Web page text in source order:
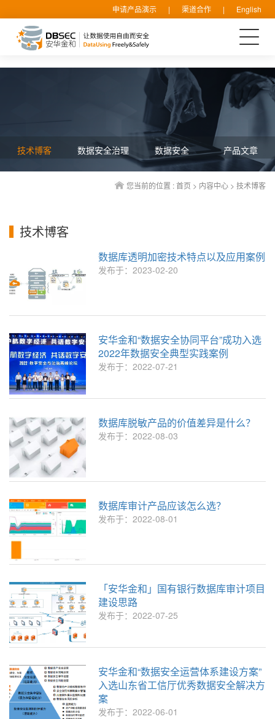
申请产品演示 | 渠道合作 | English
您当前的位置 :首页 > 内容中心 > 技术博客
技术博客 数据安全治理 数据安全 产品文章
技术博客
数据库透明加密技术特点以及应用案例
发布于：2023-02-20
安华金和“数据安全协同平台”成功入选
2022年数据安全典型实践案例
发布于：2022-07-21
数据库脱敏产品的价值差异是什么？
发布于：2022-08-03
数据库审计产品应该怎么选？
发布于：2022-08-01
「安华金和」国有银行数据库审计项目
建设思路
发布于：2022-07-25
安华金和“数据安全运营体系建设方案”
入选山东省工信厅优秀数据安全解决方
案
发布于：2022-06-01